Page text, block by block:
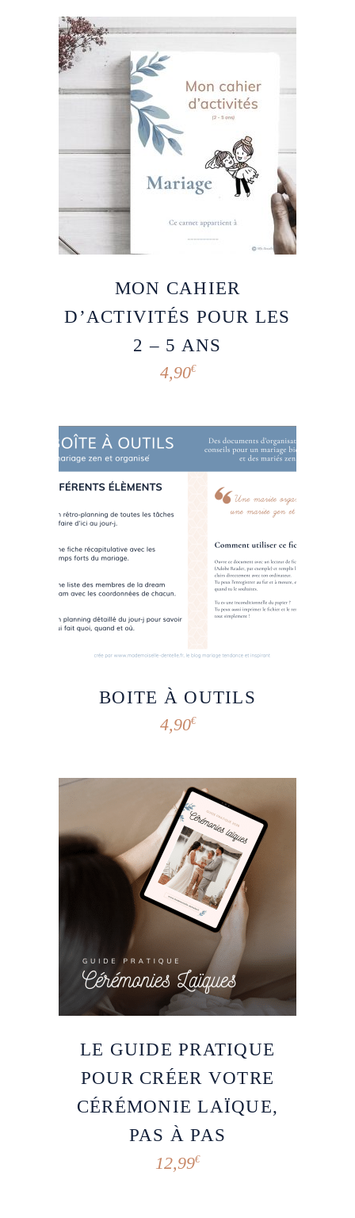
MON CAHIER
D’ACTIVITÉS POUR LES
2 – 5 ANS
4,90€
BOITE À OUTILS
4,90€
LE GUIDE PRATIQUE
POUR CRÉER VOTRE
CÉRÉMONIE LAÏQUE,
PAS À PAS
12,99€